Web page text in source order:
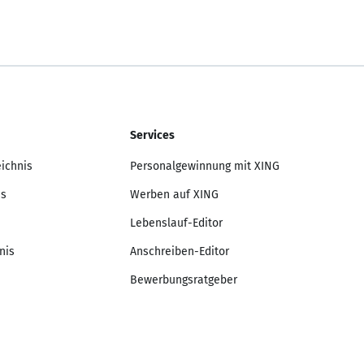
Services
Personalgewinnung mit XING
Werben auf XING
Lebenslauf-Editor
Anschreiben-Editor
Bewerbungsratgeber